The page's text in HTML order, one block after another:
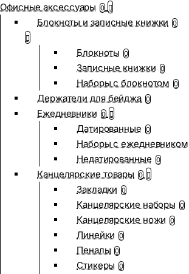
Офисные аксессуары 0
Блокноты и записные книжки 0
Блокноты 0
Записные книжки 0
Наборы с блокнотом 0
Держатели для бейджа 0
Ежедневники 0
Датированные 0
Наборы с ежедневником
Недатированные 0
Канцелярские товары 0
Закладки 0
Канцелярские наборы 0
Канцелярские ножи 0
Линейки 0
Пеналы 0
Стикеры 0